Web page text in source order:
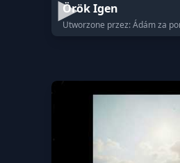
Örök Igen
Utworzone przez: Ádám za